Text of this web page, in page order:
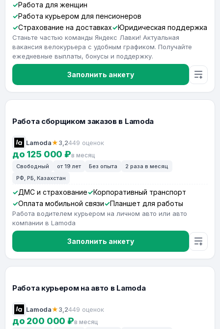
Работа для женщин
Работа курьером для пенсионеров
Страхование на доставках
Юридическая поддержка
Станьте частью команды Яндекс Лавки! Актуальная
вакансия велокурьера с удобным графиком. Получайте
ежедневные выплаты, бонусы и поддержку.
Заполнить анкету
Работа сборщиком заказов в Lamoda
Lamoda★3,2449 оценок
до 125 000 ₽в месяц
Свободный от 19 лет Без опыта
2 раза в месяц
РФ, РБ, Казахстан
ДМС и страхование
Корпоративный транспорт
Оплата мобильной связи
Планшет для работы
Работа водителем курьером на личном авто или авто
компании в Lamoda
Заполнить анкету
Работа курьером на авто в Lamoda
Lamoda★3,2449 оценок
до 200 000 ₽в месяц